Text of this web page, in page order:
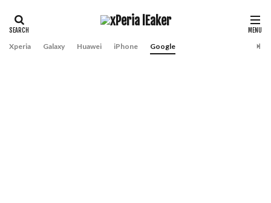
Xperia Galaxy Huawei iPhone Google